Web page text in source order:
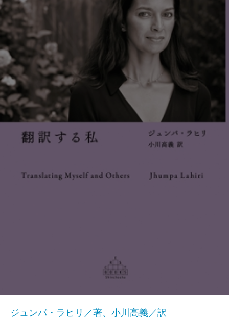
ジュンパ・ラヒリ／著、小川高義／訳